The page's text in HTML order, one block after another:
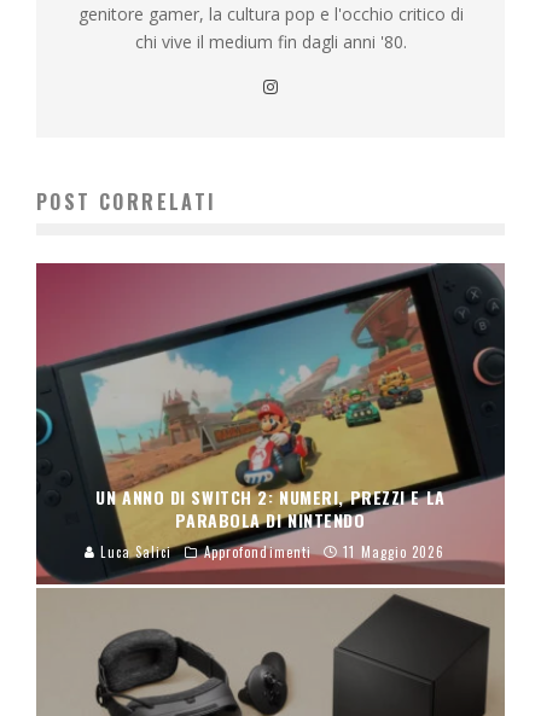
genitore gamer, la cultura pop e l'occhio critico di
chi vive il medium fin dagli anni '80.
POST CORRELATI
UN ANNO DI SWITCH 2: NUMERI, PREZZI E LA
PARABOLA DI NINTENDO
Luca Salici Approfondimenti 11 Maggio 2026